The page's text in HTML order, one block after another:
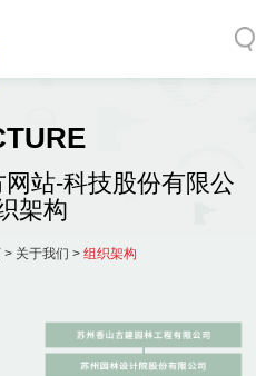
站-科技股份有限公
架构
> 关于我们 > 组织架构